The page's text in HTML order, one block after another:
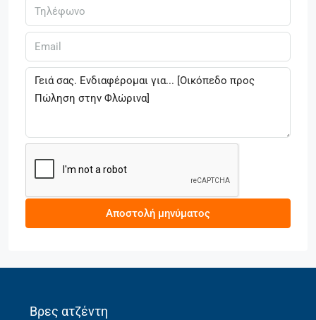
Αποστολή μηνύματος
Βρες ατζέντη